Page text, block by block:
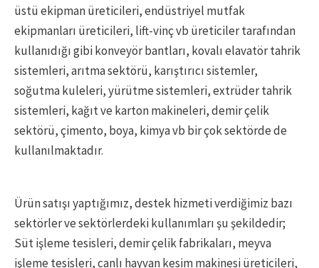
üstü ekipman üreticileri, endüstriyel mutfak
ekipmanları üreticileri, lift-vinç vb üreticiler tarafından
kullanıdığı gibi konveyör bantları, kovalı elavatör tahrik
sistemleri, arıtma sektörü, karıştırıcı sistemler,
soğutma kuleleri, yürütme sistemleri, extrüder tahrik
sistemleri, kağıt ve karton makineleri, demir çelik
sektörü, çimento, boya, kimya vb bir çok sektörde de
kullanılmaktadır.
Ürün satışı yaptığımız, destek hizmeti verdiğimiz bazı
sektörler ve sektörlerdeki kullanımları şu şekildedir;
Süt işleme tesisleri, demir çelik fabrikaları, meyva
işleme tesisleri, canlı hayvan kesim makinesi üreticileri,